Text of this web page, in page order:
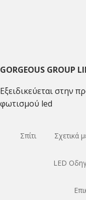
GORGEOUS GROUP
Εξειδικεύεται στην
φωτισμού led
Σπίτι Σχετικά
LED